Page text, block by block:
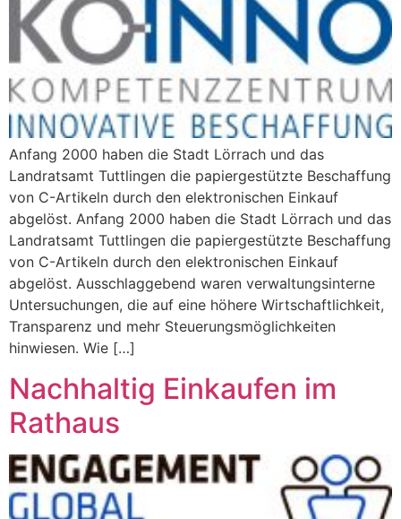
Anfang 2000 haben die Stadt Lörrach und das
Landratsamt Tuttlingen die papiergestützte Beschaffung
von C-Artikeln durch den elektronischen Einkauf
abgelöst. Anfang 2000 haben die Stadt Lörrach und das
Landratsamt Tuttlingen die papiergestützte Beschaffung
von C-Artikeln durch den elektronischen Einkauf
abgelöst. Ausschlaggebend waren verwaltungsinterne
Untersuchungen, die auf eine höhere Wirtschaftlichkeit,
Transparenz und mehr Steuerungsmöglichkeiten
hinwiesen. Wie […]
Nachhaltig Einkaufen im
Rathaus